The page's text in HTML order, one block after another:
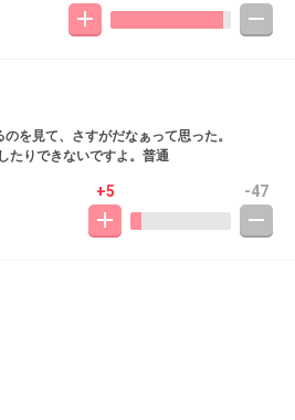
を見て、さすがだなぁって思った。
たりできないですよ。普通
+5 -47